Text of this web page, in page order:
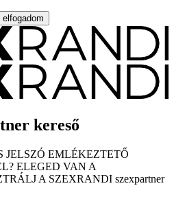
elfogadom
kereső
JELSZÓ EMLÉKEZTETŐ
ELEGED VAN A
A SZEXRANDI szexpartner